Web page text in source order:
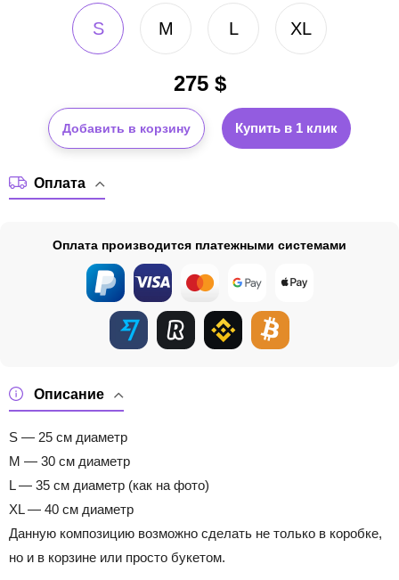
S M L XL
275$
Добавить в корзину Купить в 1 клик
Описание
S — 25 см диаметр
M — 30 см диаметр
L — 35 см диаметр (как на фото)
XL — 40 см диаметр
Данную композицию возможно сделать не только в коробке,
но и в корзине или просто букетом.
Оплата
Оплата производится платежными системами